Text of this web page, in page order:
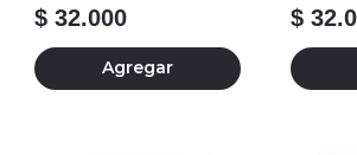
$ 32.000
Agregar
$